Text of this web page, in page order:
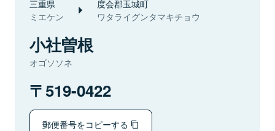
三重県
ミエケン
度会郡玉城町
ワタライグンタマキチョウ
小社曽根
オゴソソネ
519-0422
郵便番号をコピーする